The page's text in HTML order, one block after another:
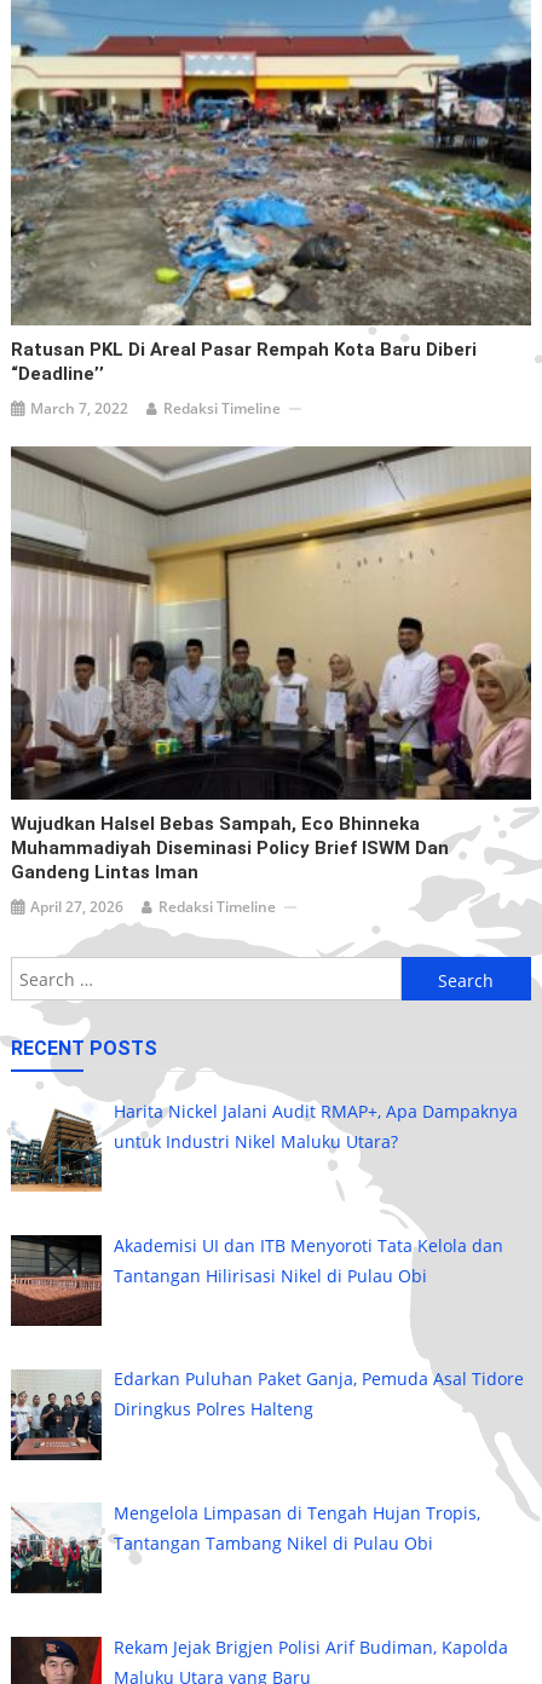
Ratusan PKL Di Areal Pasar Rempah Kota Baru Diberi
“Deadline’’
March 7, 2022 Redaksi Timeline
Wujudkan Halsel Bebas Sampah, Eco Bhinneka
Muhammadiyah Diseminasi Policy Brief ISWM Dan
Gandeng Lintas Iman
April 27, 2026 Redaksi Timeline
Search
for:
RECENT POSTS
Harita Nickel Jalani Audit RMAP+, Apa Dampaknya
untuk Industri Nikel Maluku Utara?
Akademisi UI dan ITB Menyoroti Tata Kelola dan
Tantangan Hilirisasi Nikel di Pulau Obi
Edarkan Puluhan Paket Ganja, Pemuda Asal Tidore
Diringkus Polres Halteng
Mengelola Limpasan di Tengah Hujan Tropis,
Tantangan Tambang Nikel di Pulau Obi
Rekam Jejak Brigjen Polisi Arif Budiman, Kapolda
Maluku Utara yang Baru